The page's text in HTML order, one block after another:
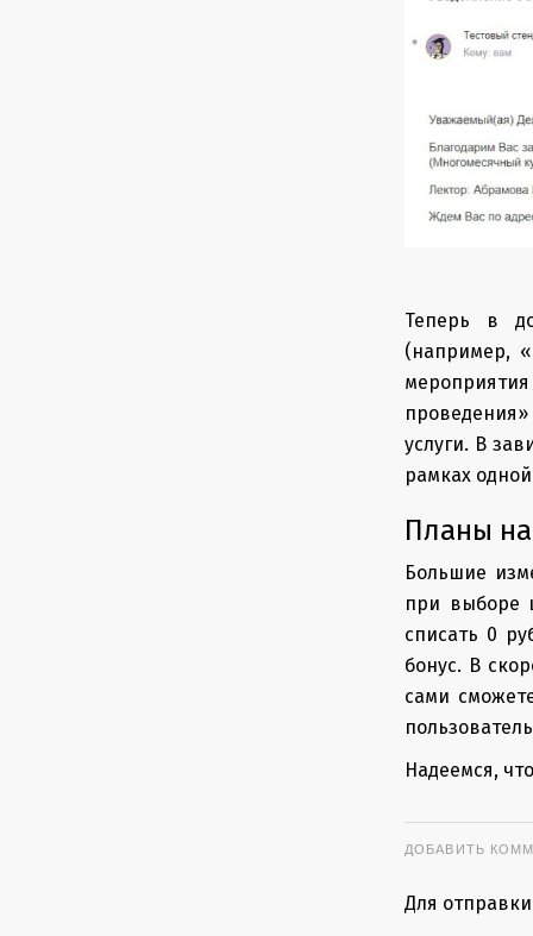
Теперь в
(например,
услуги. В
рамках
Планы
Большие
при выборе
списать 0
бонус. В
сами
Надеемся,
ДОБАВИТЬ
Для